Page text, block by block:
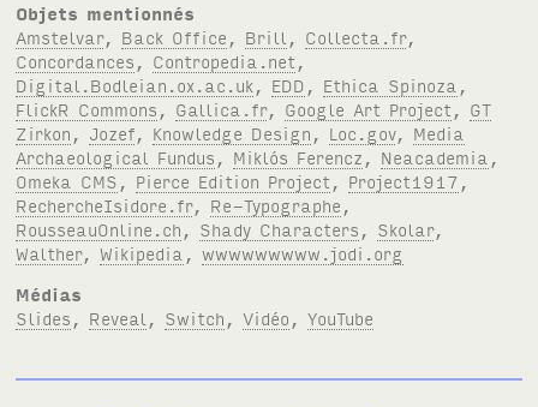
Objets mentionnés
Amstelvar, Back Office , Brill , Collecta.fr,
Concordances , Contropedia.net ,
Digital.Bodleian.ox.ac.uk, EDD , Ethica Spinoza ,
FlickR Commons , Gallica.fr, Google Art Project , GT
Zirkon , Jozef, Knowledge Design , Loc.gov, Media
Archaeological Fundus , Miklós Ferencz , Neacademia ,
Omeka CMS , Pierce Edition Project , Project1917 ,
RechercheIsidore.fr, Re-Typographe ,
RousseauOnline.ch , Shady Characters , Skolar,
Walther,Wikipedia ,wwwwwwwww.jodi.org
Médias
Slides , Reveal , Switch ,Vidéo ,YouTube